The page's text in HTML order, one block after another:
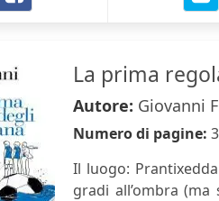
La prima
Autore: Giovanni
Numero di pagine:
Il luogo:
gradi all’ombra